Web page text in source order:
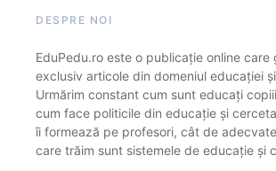
DESPRE NOI
EduPedu.ro este o publicație online care
exclusiv articole din domeniul educației
Urmărim constant cum sunt educați
cum face politicile din educație și
îi formează pe profesori, cât de
care trăim sunt sistemele de educație și